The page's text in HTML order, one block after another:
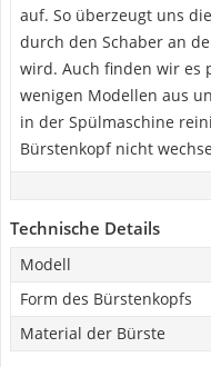
auf. So überzeugt uns
durch den Schaber an
wird. Auch finden wir es
wenigen Modellen aus
in der Spülmaschine
Bürstenkopf nicht
Technische Details
Modell
Form des Bürstenkopfs
Material der Bürste